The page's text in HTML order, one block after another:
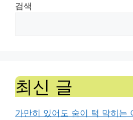
검색
최신 글
가만히 있어도 숨이 턱 막히는